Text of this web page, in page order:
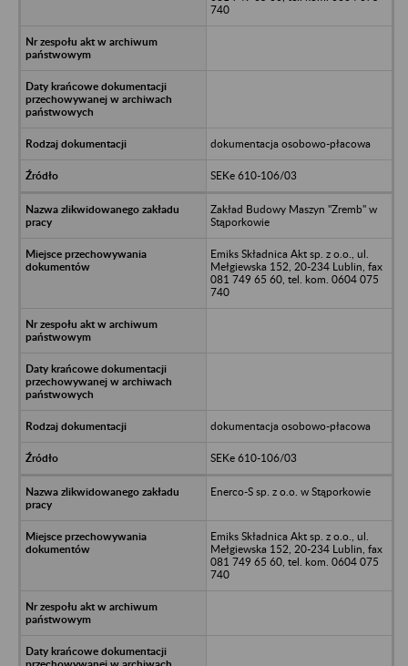
740
dokumentacja osobowo-płacowa
SEKe 610-106/03
Zakład Budowy Maszyn "Zremb" w
Stąporkowie
Emiks Składnica Akt sp. z o.o., ul.
Mełgiewska 152, 20-234 Lublin, fax
081 749 65 60, tel. kom. 0604 075
740
dokumentacja osobowo-płacowa
SEKe 610-106/03
Enerco-S sp. z o.o. w Stąporkowie
Emiks Składnica Akt sp. z o.o., ul.
Mełgiewska 152, 20-234 Lublin, fax
081 749 65 60, tel. kom. 0604 075
740